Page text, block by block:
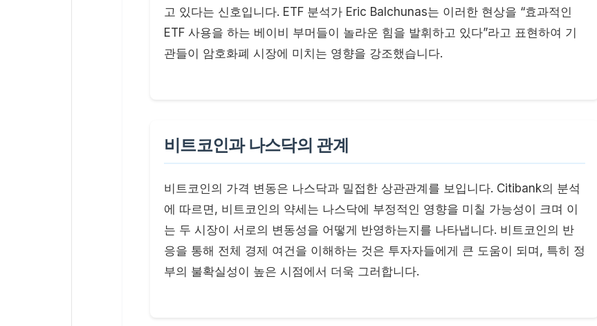
고 있다는 신호입니다. ETF 분석가 Eric Balchunas는 이러한 현상을 “효과적인
ETF 사용을 하는 베이비 부머들이 놀라운 힘을 발휘하고 있다”라고 표현하여 기
관들이 암호화폐 시장에 미치는 영향을 강조했습니다.
비트코인과 나스닥의 관계
비트코인의 가격 변동은 나스닥과 밀접한 상관관계를 보입니다. Citibank의 분석
에 따르면, 비트코인의 약세는 나스닥에 부정적인 영향을 미칠 가능성이 크며 이
는 두 시장이 서로의 변동성을 어떻게 반영하는지를 나타냅니다. 비트코인의 반
응을 통해 전체 경제 여건을 이해하는 것은 투자자들에게 큰 도움이 되며, 특히 정
부의 불확실성이 높은 시점에서 더욱 그러합니다.